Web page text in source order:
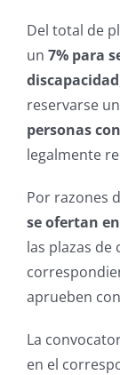
Del total de
un 7% para
discapacidad
reservarse
personas
legalmente
Por razones
se ofertan
las plazas de
aprueben
La
en el